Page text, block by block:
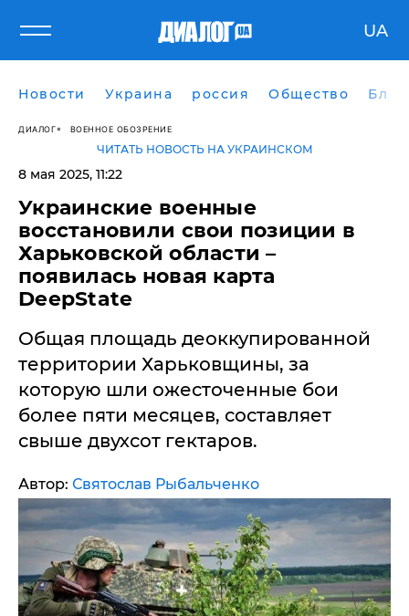
UA
Новости Украина россия Общество
ДИАЛОГ ВОЕННОЕ ОБОЗРЕНИЕ
ЧИТАТЬ НОВОСТЬ НА УКРАИНСКОМ
8 мая 2025, 11:22
Украинские военные
восстановили свои позиции в
Харьковской области –
появилась новая карта
DeepState
Общая площадь деоккупированной
территории Харьковщины, за
которую шли ожесточенные бои
более пяти месяцев, составляет
свыше двухсот гектаров.
Автор: Святослав Рыбальченко